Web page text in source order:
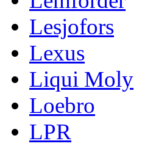
Lesjofors
Lexus
Liqui Moly
Loebro
LPR